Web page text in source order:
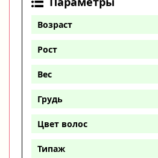
Возраст
Рост
Вес
Грудь
Цвет волос
Типаж